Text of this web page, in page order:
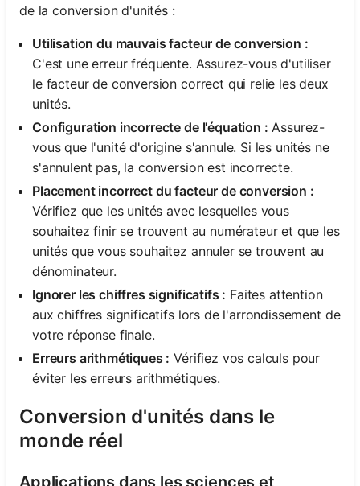
de la conversion d'unités :
Utilisation du mauvais facteur de conversion :
C'est une erreur fréquente. Assurez-vous d'utiliser
le facteur de conversion correct qui relie les deux
unités.
Configuration incorrecte de l'équation : Assurez-
vous que l'unité d'origine s'annule. Si les unités ne
s'annulent pas, la conversion est incorrecte.
Placement incorrect du facteur de conversion :
Vérifiez que les unités avec lesquelles vous
souhaitez finir se trouvent au numérateur et que les
unités que vous souhaitez annuler se trouvent au
dénominateur.
Ignorer les chiffres significatifs : Faites attention
aux chiffres significatifs lors de l'arrondissement de
votre réponse finale.
Erreurs arithmétiques : Vérifiez vos calculs pour
éviter les erreurs arithmétiques.
Conversion d'unités dans le
monde réel
Applications dans les sciences et